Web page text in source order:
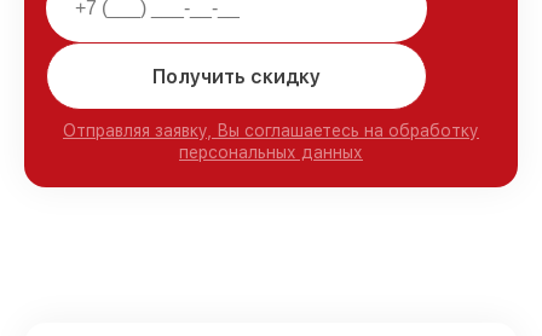
Получить скидку
Отправляя заявку, Вы соглашаетесь на обработку
персональных данных